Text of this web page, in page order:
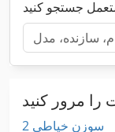
2 سوزن خیاطی